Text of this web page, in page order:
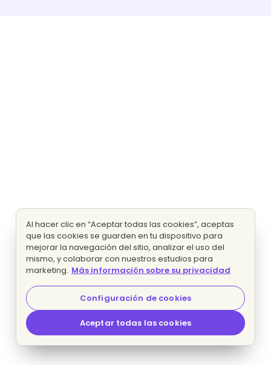
Al hacer clic en “Aceptar todas las cookies”, aceptas
que las cookies se guarden en tu dispositivo para
mejorar la navegación del sitio, analizar el uso del
mismo, y colaborar con nuestros estudios para
marketing. Más información sobre su privacidad
Configuración de cookies
Aceptar todas las cookies